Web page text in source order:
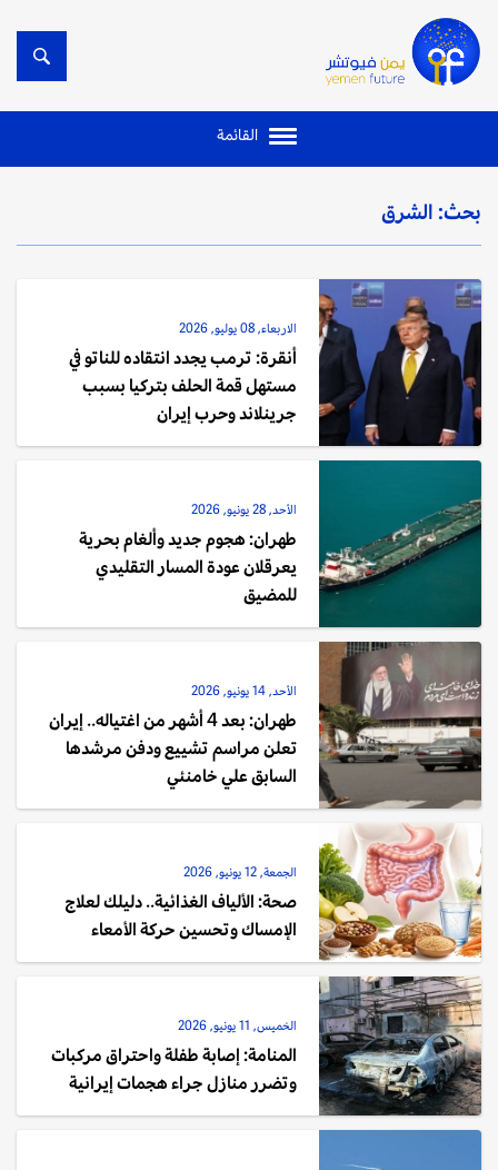
القائمة
بحث: الشرق
الاربعاء, 08 يوليو, 2026
أنقرة: ترمب يجدد انتقاده للناتو في
مستهل قمة الحلف بتركيا بسبب
جرينلاند وحرب إيران
الأحد, 28 يونيو, 2026
طهران: هجوم جديد وألغام بحرية
يعرقلان عودة المسار التقليدي
للمضيق
الأحد, 14 يونيو, 2026
طهران: بعد 4 أشهر من اغتياله.. إيران
تعلن مراسم تشييع ودفن مرشدها
السابق علي خامنئي
الجمعة, 12 يونيو, 2026
صحة: الألياف الغذائية.. دليلك لعلاج
الإمساك وتحسين حركة الأمعاء
الخميس, 11 يونيو, 2026
المنامة: إصابة طفلة واحتراق مركبات
وتضرر منازل جراء هجمات إيرانية